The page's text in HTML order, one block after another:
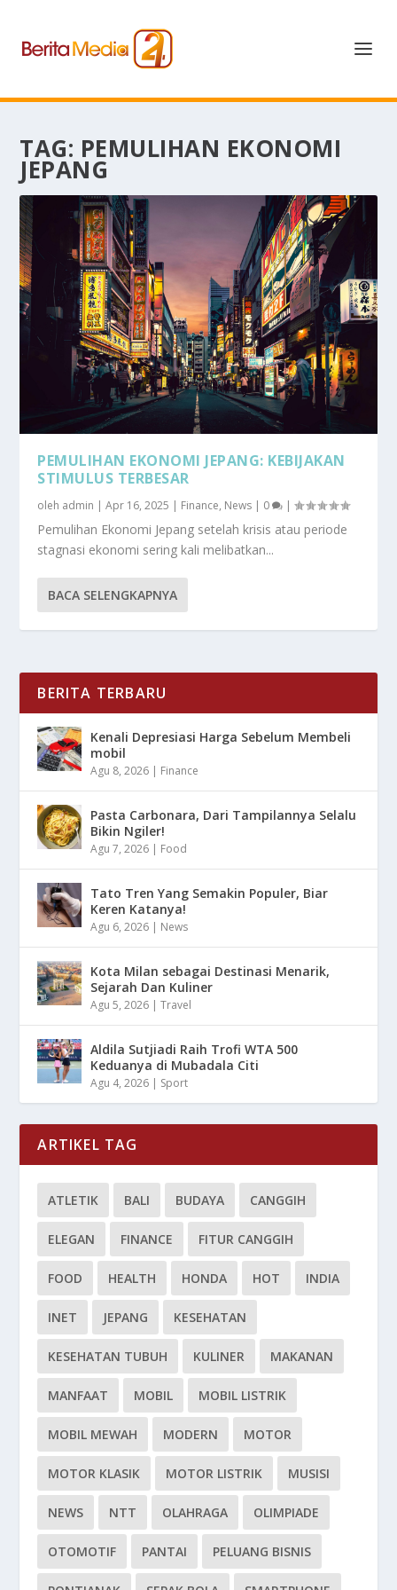
TAG: PEMULIHAN EKONOMI
JEPANG
PEMULIHAN EKONOMI JEPANG: KEBIJAKAN
STIMULUS TERBESAR
oleh admin |Apr 16, 2025 | Finance, News | 0 |
Pemulihan Ekonomi Jepang setelah krisis atau periode
stagnasi ekonomi sering kali melibatkan...
BACA SELENGKAPNYA
BERITA TERBARU
Kenali Depresiasi Harga Sebelum Membeli
mobil
Agu 8, 2026 | Finance
Pasta Carbonara, Dari Tampilannya Selalu
Bikin Ngiler!
Agu 7, 2026 | Food
Tato Tren Yang Semakin Populer, Biar
Keren Katanya!
Agu 6, 2026 | News
Kota Milan sebagai Destinasi Menarik,
Sejarah Dan Kuliner
Agu 5, 2026 |Travel
Aldila Sutjiadi Raih Trofi WTA 500
Keduanya di Mubadala Citi
Agu 4, 2026 | Sport
ARTIKEL TAG
ATLETIK BALI BUDAYA CANGGIH
ELEGAN FINANCE FITUR CANGGIH
FOOD HEALTH HONDA HOT INDIA
INET JEPANG KESEHATAN
KESEHATAN TUBUH KULINER MAKANAN
MANFAAT MOBIL MOBIL LISTRIK
MOBIL MEWAH MODERN MOTOR
MOTOR KLASIK MOTOR LISTRIK MUSISI
NEWS NTT OLAHRAGA OLIMPIADE
OTOMOTIF PANTAI PELUANG BISNIS